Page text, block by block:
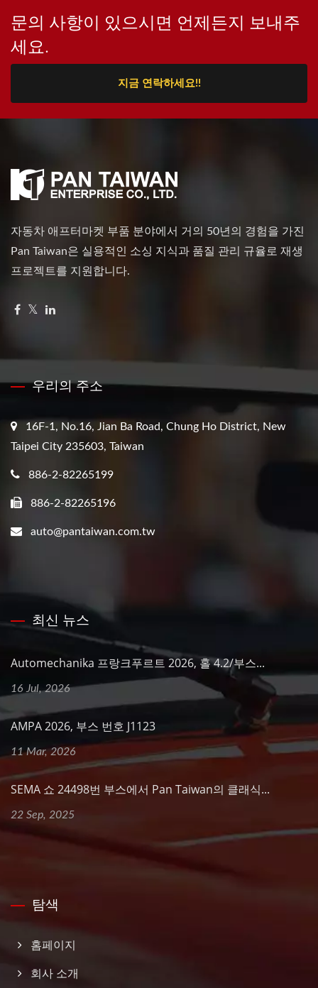
문의 사항이 있으시면 언제든지 보내주
세요.
지금 연락하세요!!
자동차 애프터마켓 부품 분야에서 거의 50년의 경험을 가진
Pan Taiwan은 실용적인 소싱 지식과 품질 관리 규율로 재생
프로젝트를 지원합니다.
우리의 주소
16F-1, No.16, Jian Ba Road, Chung Ho District, New
Taipei City 235603, Taiwan
886-2-82265199
886-2-82265196
auto@pantaiwan.com.tw
최신 뉴스
Automechanika 프랑크푸르트 2026, 홀 4.2/부스...
16 Jul, 2026
AMPA 2026, 부스 번호 J1123
11 Mar, 2026
SEMA 쇼 24498번 부스에서 Pan Taiwan의 클래식...
22 Sep, 2025
탐색
홈페이지
회사 소개